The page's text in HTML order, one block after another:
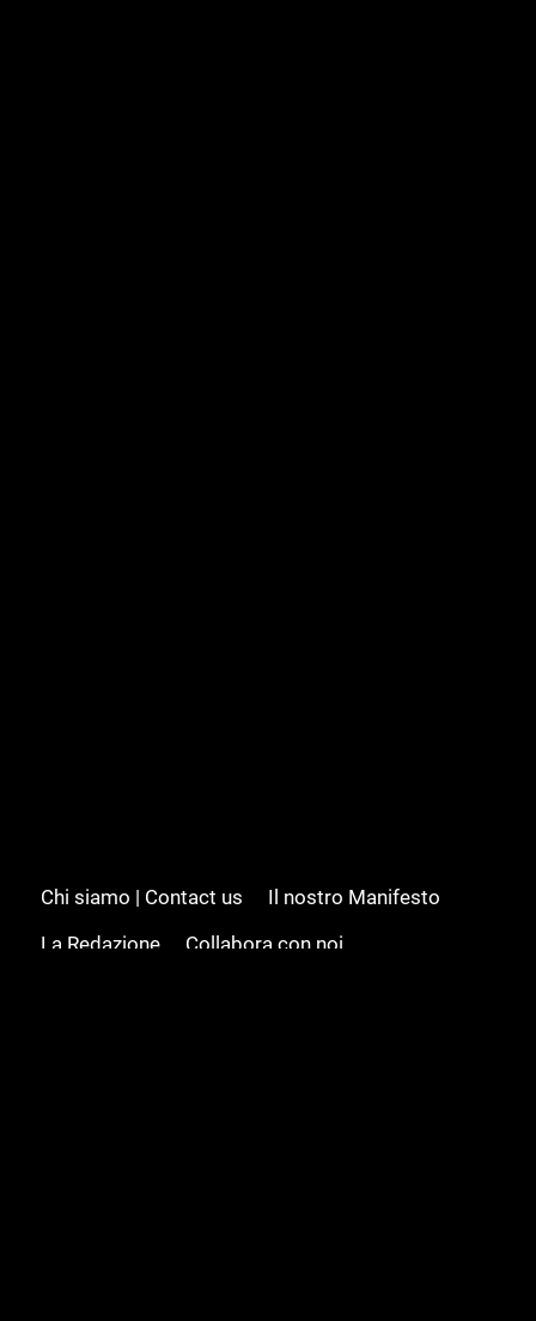
Chi siamo | Contact us
Il nostro Manifesto
La Redazione
Collabora con noi